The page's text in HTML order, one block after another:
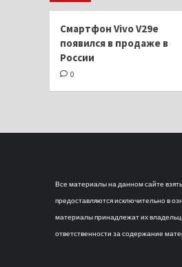
Смартфон Vivo V29e
появился в продаже в
России
0
Все материалы на данном сайте
предоставляются исключительно в
материалы принадлежат их
ответственности за содержание